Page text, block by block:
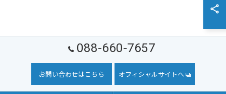
088-660-7657
お問い合わせはこちら オフィシャルサイトへ